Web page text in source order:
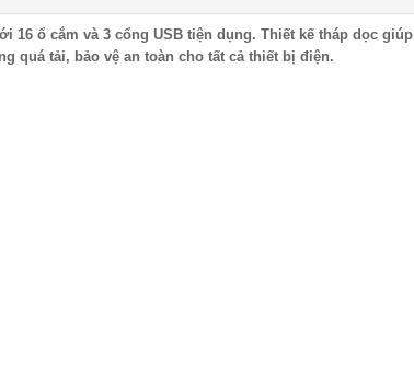
16 ổ cắm và 3 cổng USB tiện dụng. Thiết kế tháp dọc giúp
quá tải, bảo vệ an toàn cho tất cả thiết bị điện.